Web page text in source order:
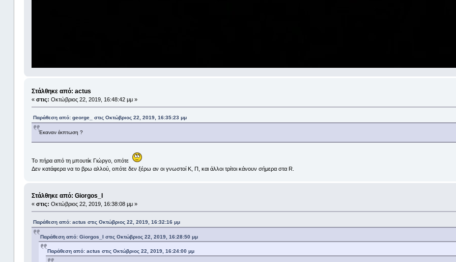
Στάλθηκε από: actus
« στις: Οκτώβριος 22, 2019, 16:48:42 μμ »
Παράθεση από: george_ στις Οκτώβριος 22, 2019, 16:35:23 μμ
Έκαναν έκπτωση ?
Το πήρα από τη μπουτίκ Γιώργο, οπότε
Δεν κατάφερα να το βρω αλλού, οπότε δεν ξέρω αν οι γνωστοί Κ, Π, και άλλοι τρίτοι κάνουν σήμερα στα R.
Στάλθηκε από: Giorgos_I
« στις: Οκτώβριος 22, 2019, 16:38:08 μμ »
Παράθεση από: actus στις Οκτώβριος 22, 2019, 16:32:16 μμ
Παράθεση από: Giorgos_I στις Οκτώβριος 22, 2019, 16:28:50 μμ
Παράθεση από: actus στις Οκτώβριος 22, 2019, 16:24:00 μμ